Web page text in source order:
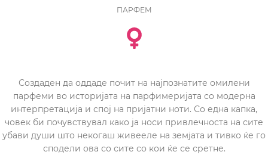
ПАРФЕМ
Создаден да оддаде почит на најпознатите омилени
парфеми во историјата на парфимеријата со модерна
интерпретација и спој на пријатни ноти. Со една капка,
човек би почувствувал како ја носи привлечноста на сите
убави души што некогаш живееле на земјата и тивко ќе го
сподели ова со сите со кои ќе се сретне.